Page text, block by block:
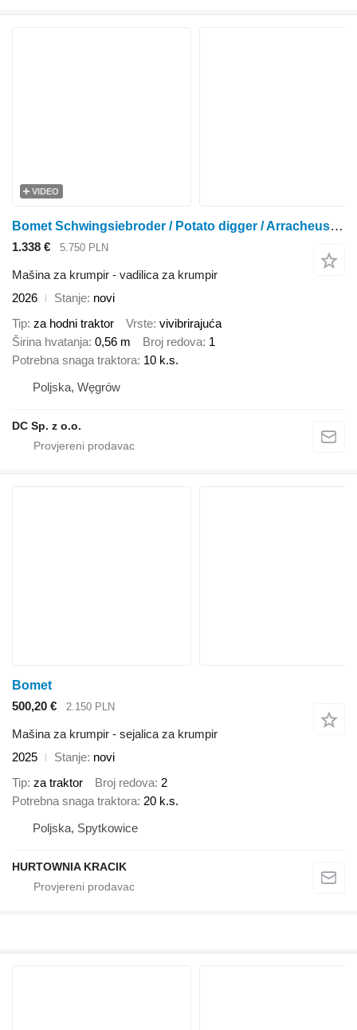
VIDEO
Bomet Schwingsiebroder / Potato digger / Arracheuse / Kartofelekopalka
1.338 € 5.750 PLN
Mašina za krumpir - vadilica za krumpir
2026
Stanje novi
Tip za hodni traktor Vrste vivibrirajuća
Širina hvatanja 0,56 m Broj redova 1
Potrebna snaga traktora 10 k.s.
Poljska, Węgrów
DC Sp. z o.o.
Bomet
500,20 €
2.150 PLN
Mašina za krumpir - sejalica za krumpir
2025
Stanje novi
Tip za traktor Broj redova 2
Potrebna snaga traktora 20 k.s.
Poljska, Spytkowice
HURTOWNIA KRACIK